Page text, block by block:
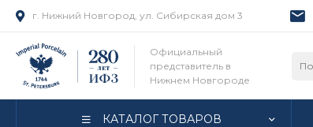
г. Нижний Новгород, ул. Сибирская дом 3
Официальный
представитель в
Нижнем Новгороде
КАТАЛОГ ТОВАРОВ